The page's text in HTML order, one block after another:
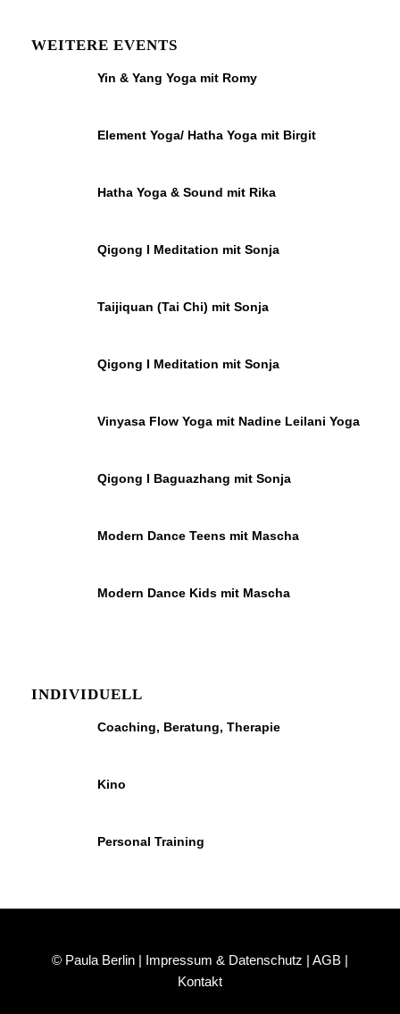
WEITERE EVENTS
Yin & Yang Yoga mit Romy
Element Yoga/ Hatha Yoga mit Birgit
Hatha Yoga & Sound mit Rika
Qigong I Meditation mit Sonja
Taijiquan (Tai Chi) mit Sonja
Qigong I Meditation mit Sonja
Vinyasa Flow Yoga mit Nadine Leilani Yoga
Qigong I Baguazhang mit Sonja
Modern Dance Teens mit Mascha
Modern Dance Kids mit Mascha
INDIVIDUELL
Coaching, Beratung, Therapie
Kino
Personal Training
© Paula Berlin | Impressum & Datenschutz | AGB|
Kontakt